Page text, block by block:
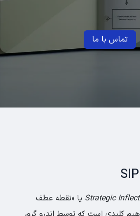
تماس با ما
Strategic یا «نقطه عطف